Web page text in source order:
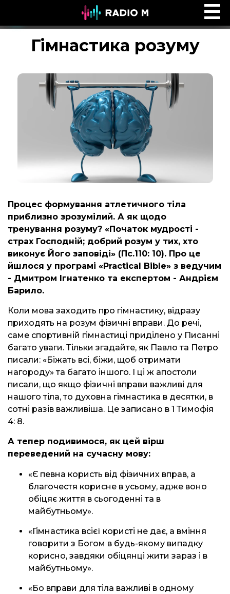
Ефір Radio M
Гімнастика розуму
Процес формування атлетичного тіла
приблизно зрозумілий. А як щодо
тренування розуму? «Початок мудрості -
страх Господній; добрий розум у тих, хто
виконує Його заповіді» (Пс.110: 10). Про це
йшлося у програмі «Practical Bible» з ведучим
- Дмитром Ігнатенко та експертом - Андрієм
Барило.
Коли мова заходить про гімнастику, відразу
приходять на розум фізичні вправи. До речі,
саме спортивній гімнастиці приділено у Писанні
багато уваги. Тільки згадайте, як Павло та Петро
писали: «Біжать всі, біжи, щоб отримати
нагороду» та багато іншого. І ці ж апостоли
писали, що якщо фізичні вправи важливі для
нашого тіла, то духовна гімнастика в десятки, в
сотні разів важливіша. Це записано в 1 Тимофія
4: 8.
А тепер подивимося, як цей вірш
переведений на сучасну мову:
«Є певна користь від фізичних вправ, а
благочестя корисне в усьому, адже воно
обіцяє життя в сьогоденні та в
майбутньому».
«Гімнастика всієї користі не дає, а вміння
говорити з Богом в будь-якому випадку
корисно, завдяки обіцянці жити зараз і в
майбутньому».
«Бо вправи для тіла важливі в одному